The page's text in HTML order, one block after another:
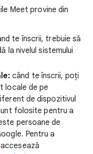
Meet provine din
te înscrii, trebuie să
la nivelul sistemului
când te înscrii, poți
locale de pe
de dispozitivul
folosite pentru a
persoane de
Pentru a